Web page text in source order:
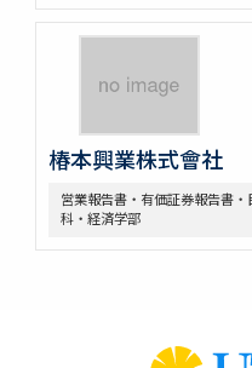
椿本興業株式會社
営業報告書・有価証券報告書
科・経済学部